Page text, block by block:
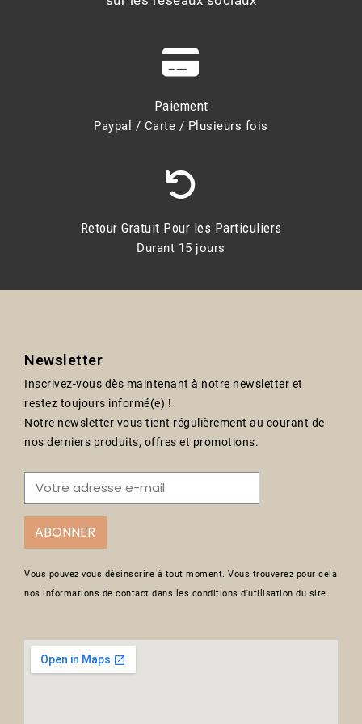
Paiement
Paypal / Carte / Plusieurs fois
Retour Gratuit Pour les Particuliers
Durant 15 jours
Newsletter
Inscrivez-vous dès maintenant à notre newsletter et
restez toujours informé(e) !
Notre newsletter vous tient régulièrement au courant de
nos derniers produits, offres et promotions.
ABONNER
Vous pouvez vous désinscrire à tout moment. Vous trouverez pour cela
nos informations de contact dans les conditions d'utilisation du site.